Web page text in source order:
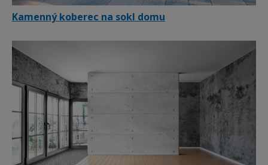
Kamenný koberec na sokl domu